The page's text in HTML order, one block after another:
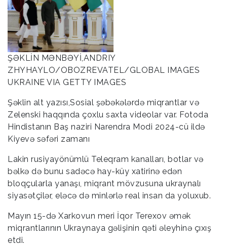
ŞƏKLİN MƏNBƏYİ,ANDRIY
ZHYHAYLO/OBOZREVATEL/GLOBAL IMAGES
UKRAINE VIA GETTY IMAGES
Şəklin alt yazısı,Sosial şəbəkələrdə miqrantlar və
Zelenski haqqında çoxlu saxta videolar var. Fotoda
Hindistanın Baş naziri Narendra Modi 2024-cü ildə
Kiyevə səfəri zamanı
Lakin rusiyayönümlü Teleqram kanalları, botlar və
bəlkə də bunu sadəcə hay-küy xatirinə edən
bloqçularla yanaşı, miqrant mövzusuna ukraynalı
siyasətçilər, eləcə də minlərlə real insan da yoluxub.
Mayın 15-də Xarkovun meri İqor Terexov əmək
miqrantlarının Ukraynaya gəlişinin qəti əleyhinə çıxış
etdi.